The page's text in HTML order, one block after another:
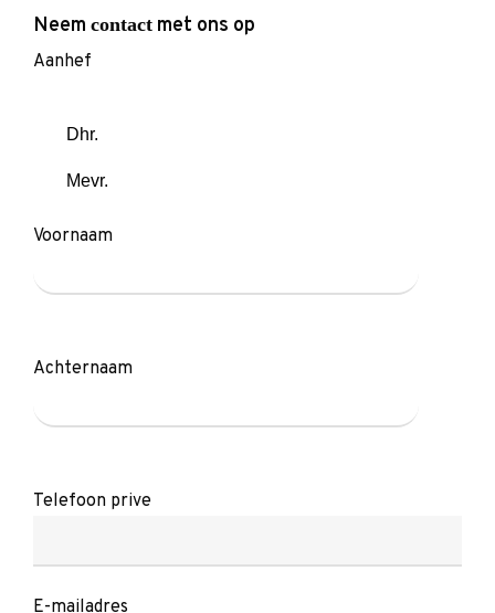
Neem contact met ons op
Aanhef
Dhr.
Mevr.
Voornaam
Achternaam
Telefoon prive
E-mailadres